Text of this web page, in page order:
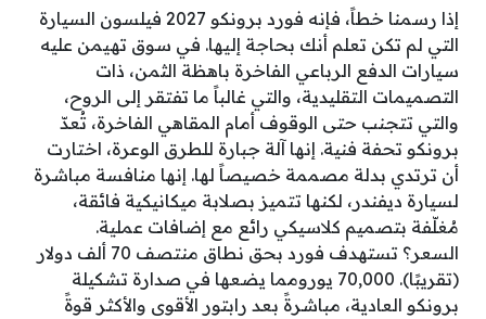
إذا رسمنا خطاً، فإنه فورد برونكو 2027 فيلسون السيارة
التي لم تكن تعلم أنك بحاجة إليها. في سوق تهيمن عليه
سيارات الدفع الرباعي الفاخرة باهظة الثمن، ذات
التصميمات التقليدية، والتي غالباً ما تفتقر إلى الروح،
والتي تتجنب حتى الوقوف أمام المقاهي الفاخرة، تُعدّ
برونكو تحفة فنية. إنها آلة جبارة للطرق الوعرة، اختارت
أن ترتدي بدلة مصممة خصيصاً لها. إنها منافسة مباشرة
لسيارة ديفندر، لكنها تتميز بصلابة ميكانيكية فائقة،
مُغلّفة بتصميم كلاسيكي رائع مع إضافات عملية.
السعر؟ تستهدف فورد بحق نطاق منتصف 70 ألف دولار
(تقريبًا). 70,000 يورومما يضعها في صدارة تشكيلة
برونكو العادية، مباشرةً بعد رابتور الأقوى والأكثر قوةً